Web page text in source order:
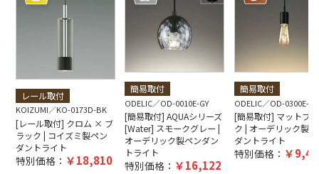
レール取付
KOIZUMI KO-0173D-BK
[レール取付] クロム × ブ
ラック | コイズミ製ペン
ダントライト
特別価格： 18,810
簡易取付
ODELIC OD-0010E-GY
[簡易取付] AQUAシリーズ
[Water] スモークグレー |
オーデリック製ペンダン
トライト
特別価格： 16,122
簡易取付
ODELIC OD-0300E-BK
[簡易取付] マットブ
ク | オーデリック製
ダントライト
特別価格：